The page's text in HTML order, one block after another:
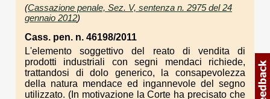
(Cassazione penale, Sez. V, sentenza n. 2975 del 24
gennaio 2012)
Cass. pen. n. 46198/2011
L'elemento soggettivo del reato di vendita di
prodotti industriali con segni mendaci richiede,
trattandosi di dolo generico, la consapevolezza
della natura mendace ed ingannevole del segno
utilizzato. (In motivazione la Corte ha precisato che